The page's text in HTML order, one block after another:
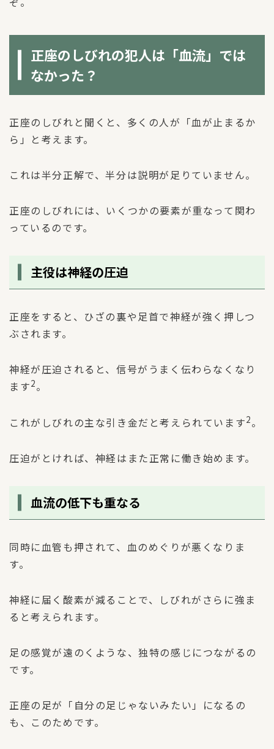
正座のしびれの犯人は「血流」では
なかった？
正座のしびれと聞くと、多くの人が「血が止まるか
ら」と考えます。
これは半分正解で、半分は説明が足りていません。
正座のしびれには、いくつかの要素が重なって関わ
っているのです。
主役は神経の圧迫
正座をすると、ひざの裏や足首で神経が強く押しつ
ぶされます。
神経が圧迫されると、信号がうまく伝わらなくなり
ます2。
これがしびれの主な引き金だと考えられています2。
圧迫がとければ、神経はまた正常に働き始めます。
血流の低下も重なる
同時に血管も押されて、血のめぐりが悪くなりま
す。
神経に届く酸素が減ることで、しびれがさらに強ま
ると考えられます。
足の感覚が遠のくような、独特の感じにつながるの
です。
正座の足が「自分の足じゃないみたい」になるの
も、このためです。